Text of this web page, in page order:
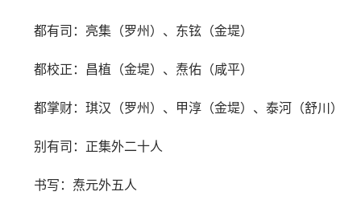
都有司：亮集（罗州）、东铉（金堤）
都校正：昌植（金堤）、焘佑（咸平）
都掌财：琪汉（罗州）、甲淳（金堤）、泰河（舒川）
别有司：正集外二十人
书写：焘元外五人